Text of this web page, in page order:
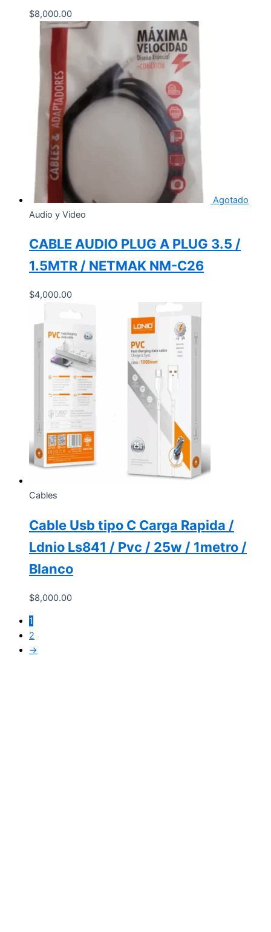
$8,000.00
Agotado
Audio y Video
CABLE AUDIO PLUG A PLUG 3.5 /
1.5MTR / NETMAK NM-C26
$4,000.00
Cables
Cable Usb tipo C Carga Rapida /
Ldnio Ls841 / Pvc / 25w / 1metro /
Blanco
$8,000.00
1
2
→